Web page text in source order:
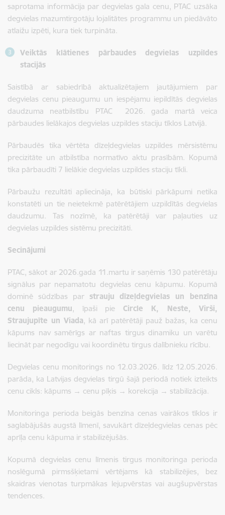
saprotama informācija par degvielas gala cenu, PTAC uzsāka
degvielas mazumtirgotāju lojalitātes programmu un piedāvāto
atlaižu izpēti, kura tiek turpināta.
Veiktās klātienes pārbaudes degvielas uzpildes
stacijās
Saistībā ar sabiedrībā aktualizētajiem jautājumiem par
degvielas cenu pieaugumu un iespējamu iepildītās degvielas
daudzuma neatbilstību PTAC 2026. gada martā veica
pārbaudes lielākajos degvielas uzpildes staciju tīklos Latvijā.
Pārbaudēs tika vērtēta dīzeļdegvielas uzpildes mērsistēmu
precizitāte un atbilstība normatīvo aktu prasībām. Kopumā
tika pārbaudīti 7 lielākie degvielas uzpildes staciju tīkli.
Pārbaužu rezultāti apliecināja, ka būtiski pārkāpumi netika
konstatēti un tie neietekmē patērētājiem uzpildītās degvielas
daudzumu. Tas nozīmē, ka patērētāji var paļauties uz
degvielas uzpildes sistēmu precizitāti.
Secinājumi
PTAC, sākot ar 2026.gada 11.martu ir saņēmis 130 patērētāju
signālus par nepamatotu degvielas cenu kāpumu. Kopumā
dominē sūdzības par strauju dīzeļdegvielas un benzīna
cenu pieaugumu, īpaši pie Circle K, Neste, Virši,
Straujupīte un Viada, kā arī patērētāji pauž bažas, ka cenu
kāpums nav samērīgs ar naftas tirgus dinamiku un varētu
liecināt par negodīgu vai koordinētu tirgus dalībnieku rīcību.
Degvielas cenu monitorings no 12.03.2026. līdz 12.05.2026.
parāda, ka Latvijas degvielas tirgū šajā periodā notiek izteikts
cenu cikls: kāpums → cenu pīķis → korekcija → stabilizācija.
Monitoringa perioda beigās benzīna cenas vairākos tīklos ir
saglabājušās augstā līmenī, savukārt dīzeļdegvielas cenas pēc
aprīļa cenu kāpuma ir stabilizējušās.
Kopumā degvielas cenu līmenis tirgus monitoringa perioda
noslēgumā pirmsšķietami vērtējams kā stabilizējies, bez
skaidras vienotas turpmākas lejupvērstas vai augšupvērstas
tendences.